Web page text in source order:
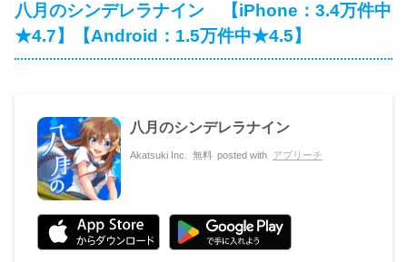
八月のシンデレラナイン 【iPhone：3.4万件中
★4.7】【Android：1.5万件中★4.5】
八月のシンデレラナイン
Akatsuki Inc. 無料 posted with アプリーチ